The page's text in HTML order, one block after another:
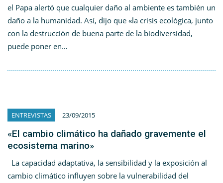
el Papa alertó que cualquier daño al ambiente es también un
daño a la humanidad. Así, dijo que «la crisis ecológica, junto
con la destrucción de buena parte de la biodiversidad,
puede poner en…
ENTREVISTAS 23/09/2015
«El cambio climático ha dañado gravemente el
ecosistema marino»
La capacidad adaptativa, la sensibilidad y la exposición al
cambio climático influyen sobre la vulnerabilidad del